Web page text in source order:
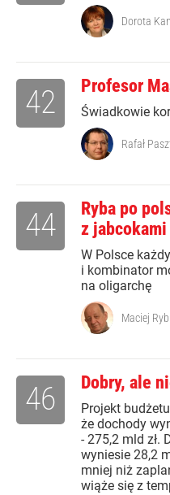
Dorota
Profesor
Świadkowie
42
Rafał
Ryba po
z jabcokami
W Polsce
i kombinator
na oligarchę
44
Maciej
Dobry, ale
Projekt
że dochody
- 275,2 mld zł.
wyniesie 28,2
mniej niż
wiąże się z
46